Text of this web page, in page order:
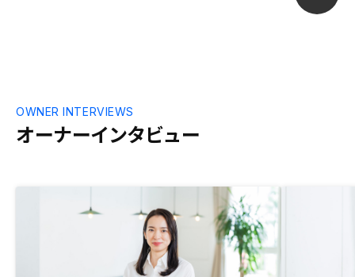
オーナーインタビュー
OWNER INTERVIEWS